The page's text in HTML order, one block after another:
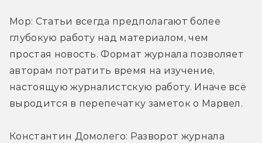
Мор: Статьи всегда предполагают более
глубокую работу над материалом, чем
простая новость. Формат журнала позволяет
авторам потратить время на изучение,
настоящую журналистскую работу. Иначе всё
выродится в перепечатку заметок о Марвел.
Константин Домолего: Разворот журнала